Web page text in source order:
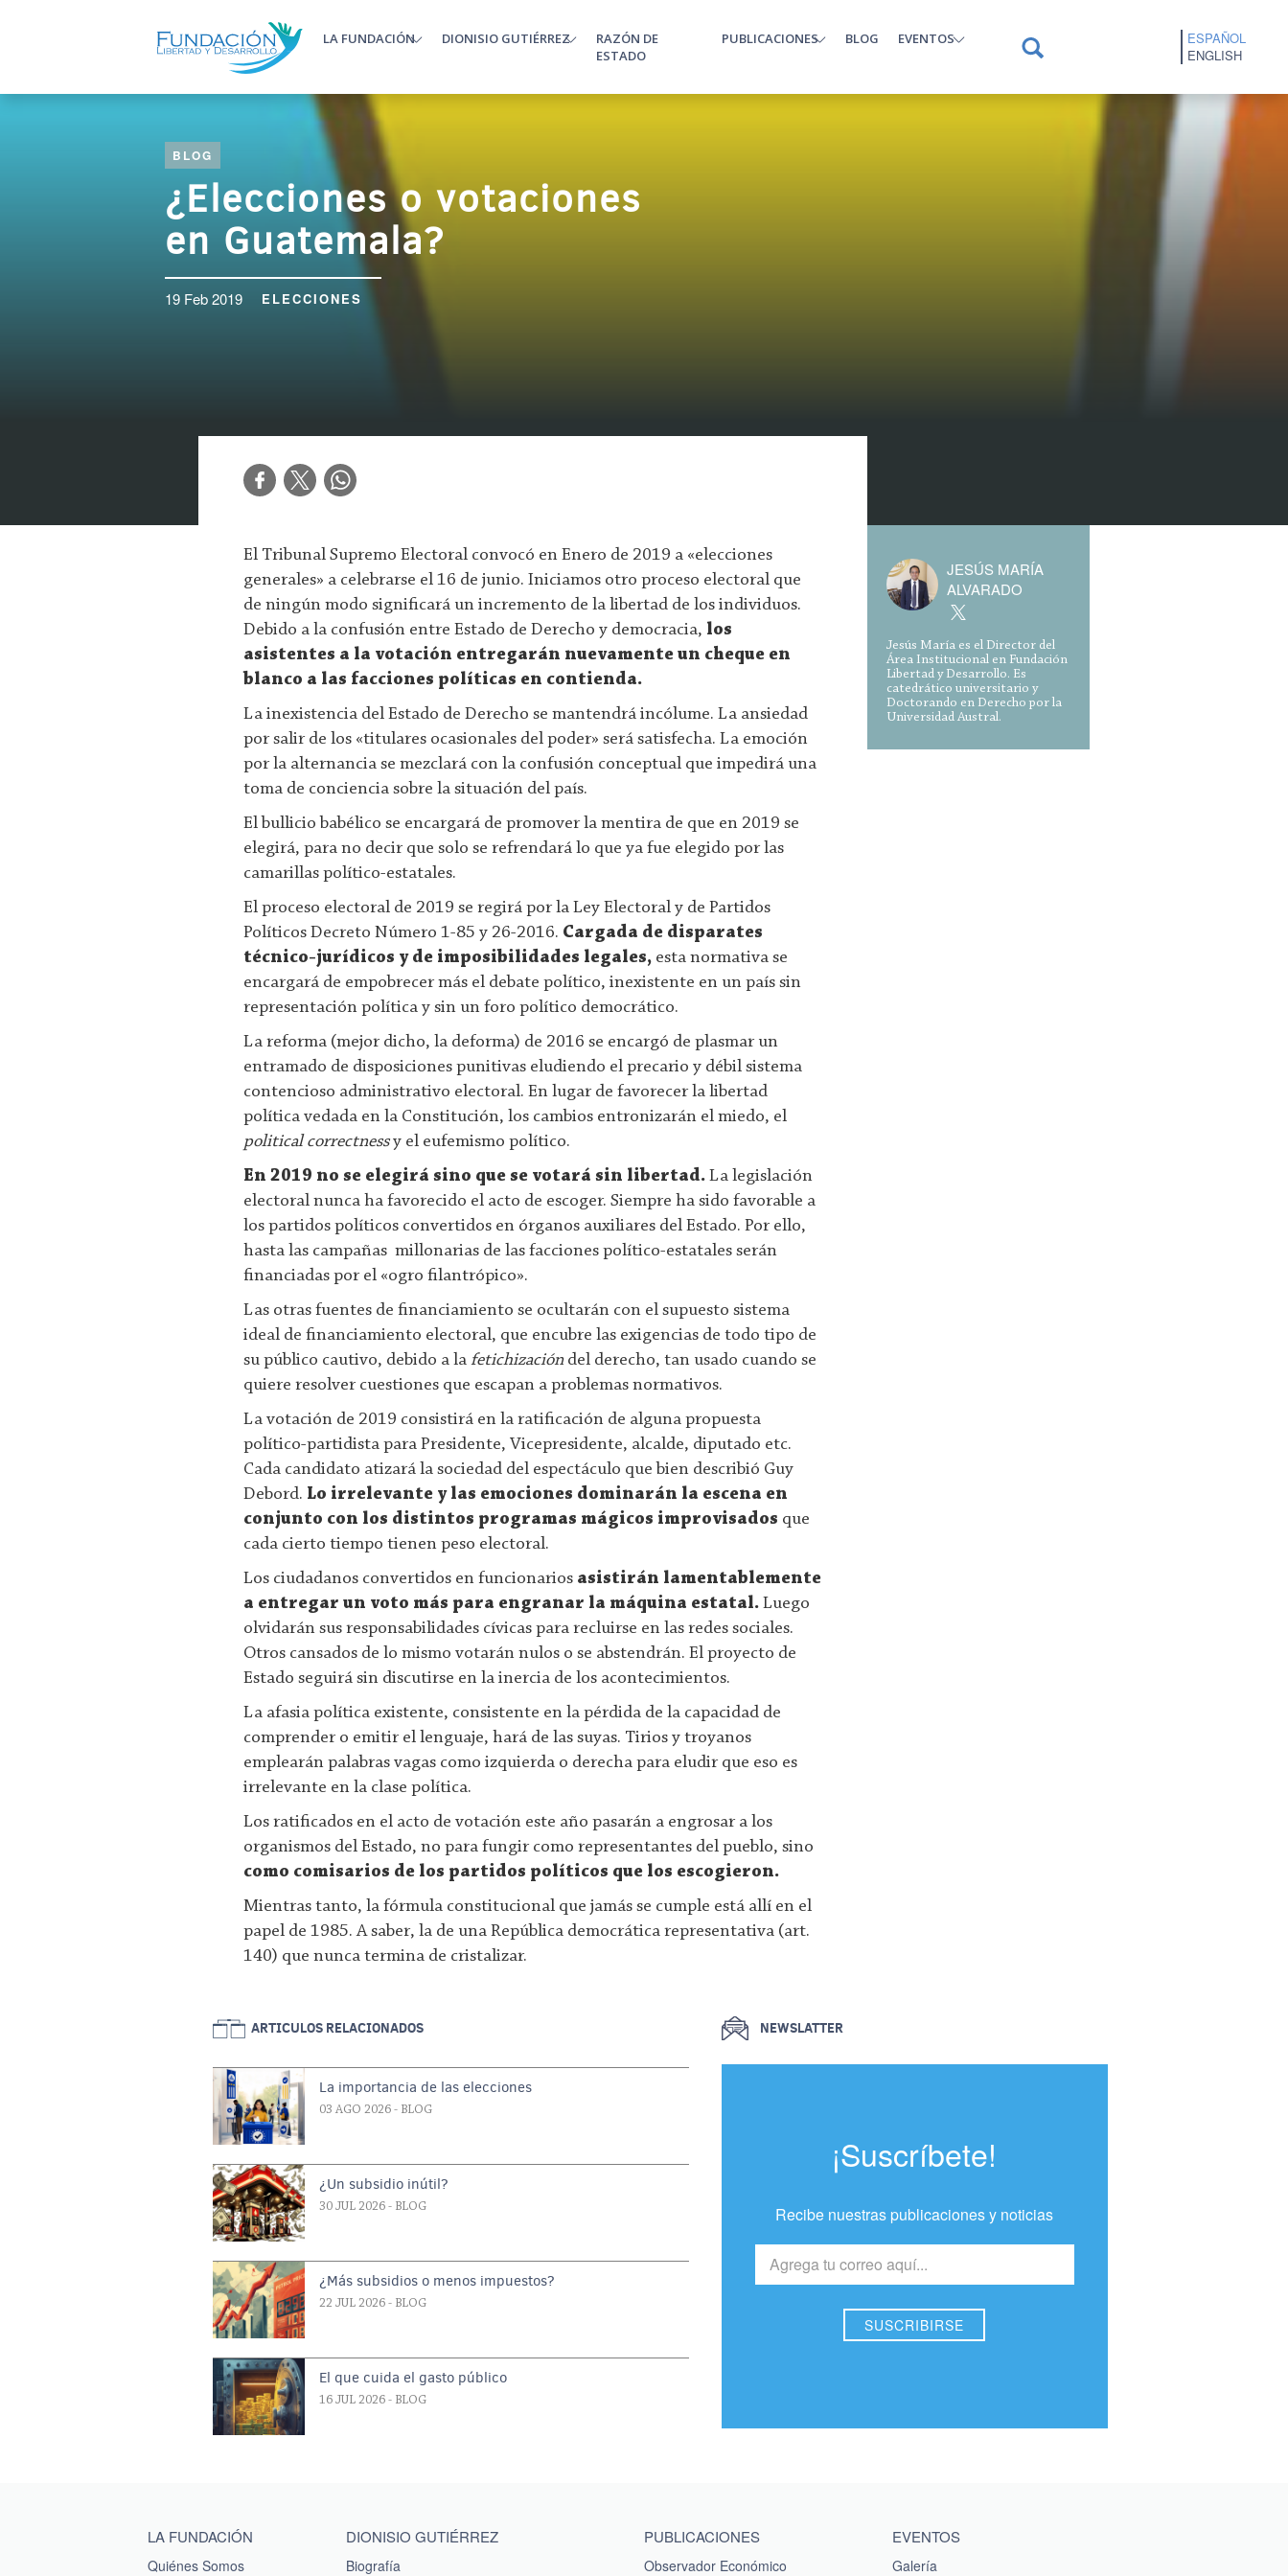
LA FUNDACIÓN DIONISIO GUTIÉRREZ
RAZÓN DE
ESTADO
PUBLICACIONES BLOG EVENTOS
ESPAÑOL
ENGLISH
BLOG
¿Elecciones o votaciones
en Guatemala?
19 Feb 2019 ELECCIONES
El Tribunal Supremo Electoral convocó en Enero de 2019 a «elecciones
generales» a celebrarse el 16 de junio. Iniciamos otro proceso electoral que
de ningún modo significará un incremento de la libertad de los individuos.
Debido a la confusión entre Estado de Derecho y democracia, los
asistentes a la votación entregarán nuevamente un cheque en
blanco a las facciones políticas en contienda.
La inexistencia del Estado de Derecho se mantendrá incólume. La ansiedad
por salir de los «titulares ocasionales del poder» será satisfecha. La emoción
por la alternancia se mezclará con la confusión conceptual que impedirá una
toma de conciencia sobre la situación del país.
El bullicio babélico se encargará de promover la mentira de que en 2019 se
elegirá, para no decir que solo se refrendará lo que ya fue elegido por las
camarillas político-estatales.
El proceso electoral de 2019 se regirá por la Ley Electoral y de Partidos
Políticos Decreto Número 1-85 y 26-2016. Cargada de disparates
técnico-jurídicos y de imposibilidades legales,esta normativa se
encargará de empobrecer más el debate político, inexistente en un país sin
representación política y sin un foro político democrático.
La reforma (mejor dicho, la deforma) de 2016 se encargó de plasmar un
entramado de disposiciones punitivas eludiendo el precario y débil sistema
contencioso administrativo electoral. En lugar de favorecer la libertad
política vedada en la Constitución, los cambios entronizarán el miedo, el
political correctnessy el eufemismo político.
En 2019 no se elegirá sino que se votará sin libertad.La legislación
electoral nunca ha favorecido el acto de escoger. Siempre ha sido favorable a
los partidos políticos convertidos en órganos auxiliares del Estado. Por ello,
hasta las campañas millonarias de las facciones político-estatales serán
financiadas por el «ogro filantrópico».
Las otras fuentes de financiamiento se ocultarán con el supuesto sistema
ideal de financiamiento electoral, que encubre las exigencias de todo tipo de
su público cautivo, debido a la fetichizacióndel derecho, tan usado cuando se
quiere resolver cuestiones que escapan a problemas normativos.
La votación de 2019 consistirá en la ratificación de alguna propuesta
político-partidista para Presidente, Vicepresidente, alcalde, diputado etc.
Cada candidato atizará la sociedad del espectáculo que bien describió Guy
Debord. Lo irrelevante y las emociones dominarán la escena en
conjunto con los distintos programas mágicos improvisados que
cada cierto tiempo tienen peso electoral.
Los ciudadanos convertidos en funcionarios asistirán lamentablemente
a entregar un voto más para engranar la máquina estatal.Luego
olvidarán sus responsabilidades cívicas para recluirse en las redes sociales.
Otros cansados de lo mismo votarán nulos o se abstendrán. El proyecto de
Estado seguirá sin discutirse en la inercia de los acontecimientos.
La afasia política existente, consistente en la pérdida de la capacidad de
comprender o emitir el lenguaje, hará de las suyas. Tirios y troyanos
emplearán palabras vagas como izquierda o derecha para eludir que eso es
irrelevante en la clase política.
Los ratificados en el acto de votación este año pasarán a engrosar a los
organismos del Estado, no para fungir como representantes del pueblo, sino
como comisarios de los partidos políticos que los escogieron.
Mientras tanto, la fórmula constitucional que jamás se cumple está allí en el
papel de 1985. A saber, la de una República democrática representativa (art.
140) que nunca termina de cristalizar.
JESÚS MARÍA
ALVARADO
Jesús María es el Director del
Área Institucional en Fundación
Libertad y Desarrollo. Es
catedrático universitario y
Doctorando en Derecho por la
Universidad Austral.
ARTICULOS RELACIONADOS
La importancia de las elecciones
03 AGO 2026 - BLOG
¿Un subsidio inútil?
30 JUL 2026 - BLOG
¿Más subsidios o menos impuestos?
22 JUL 2026 - BLOG
El que cuida el gasto público
16 JUL 2026 - BLOG
NEWSLATTER
¡Suscríbete!
Recibe nuestras publicaciones y noticias
Main menu footer
LA FUNDACIÓN
Quiénes Somos
DIONISIO GUTIÉRREZ
Biografía
PUBLICACIONES
Observador Económico
EVENTOS
Galería